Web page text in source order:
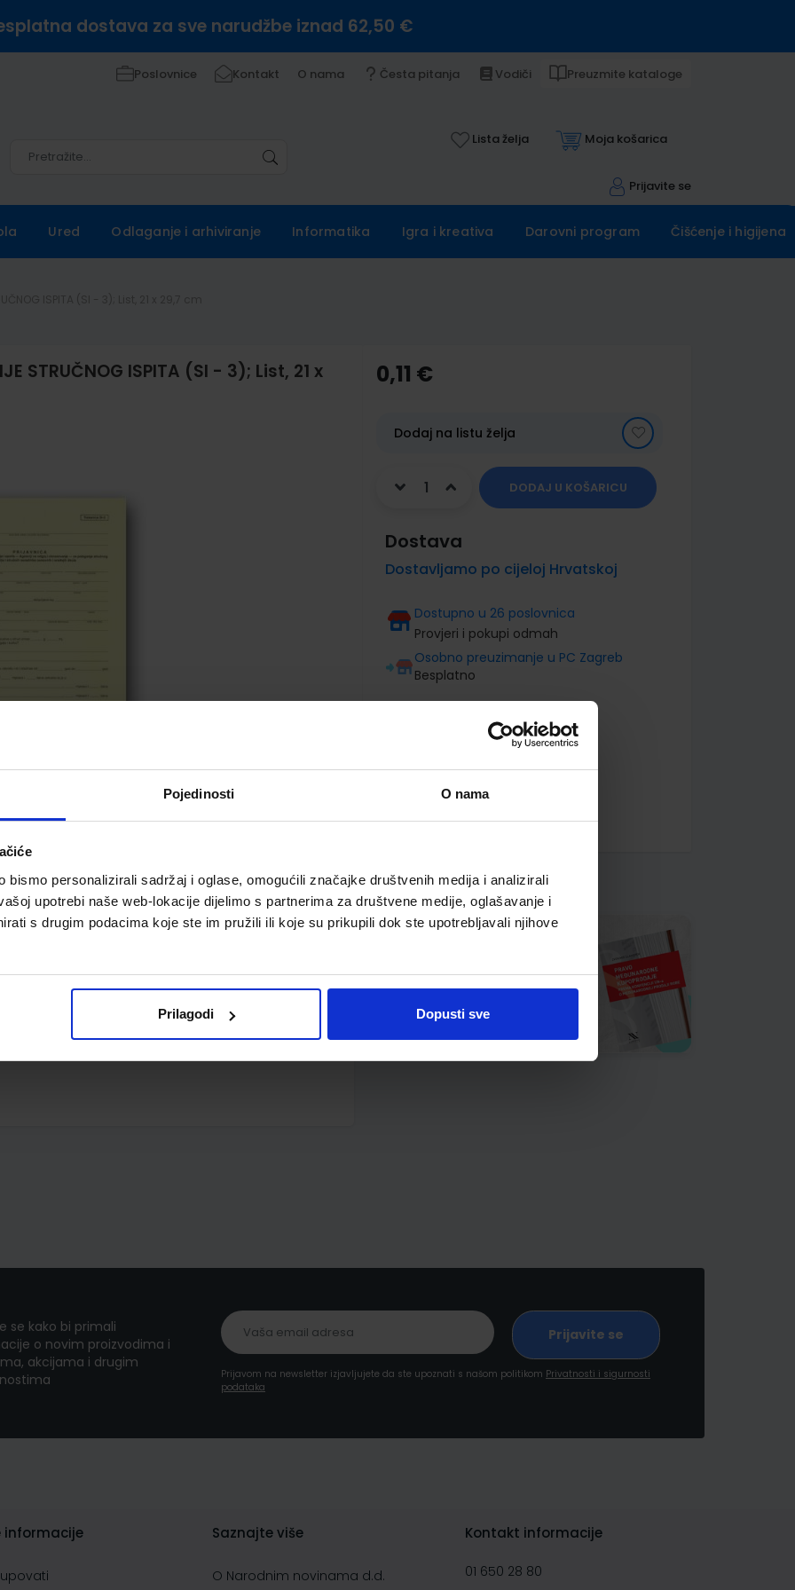
Pojedinosti O nama
bismo personalizirali sadržaj i oglase, omogućili značajke društvenih medija i analizirali
upotrebi naše web-lokacije dijelimo s partnerima za društvene medije, oglašavanje i
s drugim podacima koje ste im pružili ili koje su prikupili dok ste upotrebljavali njihove
Prilagodi Dopusti sve
dostava za sve narudžbe iznad 62,50 €
Poslovnice Kontakt O nama Česta pitanja Vodiči Preuzmite kataloge
Lista želja Moja košarica
Prijavite se
Ured Odlaganje i arhiviranje Informatika Igra i kreativa Darovni program Čišćenje i higijena
STRUČNOG ISPITA (SI - 3); List, 21 x
0,11 €
Dodaj na listu želja
DODAJ U KOŠARICU
Dostava
Dostavljamo po cijeloj Hrvatskoj
Dostupno u 26 poslovnica
Provjeri i pokupi odmah
Osobno preuzimanje u PC Zagreb
Besplatno
(SI - 3); List, 21 x 29,7 cm
se kako bi primali
o novim proizvodima i
akcijama i drugim
Prijavom na newsletter izjavljujete da ste upoznati s našom politikom Privatnosti i sigurnosti
podataka
informacije Saznajte više
O Narodnim novinama d.d.
Kontakt informacije
01 650 28 80